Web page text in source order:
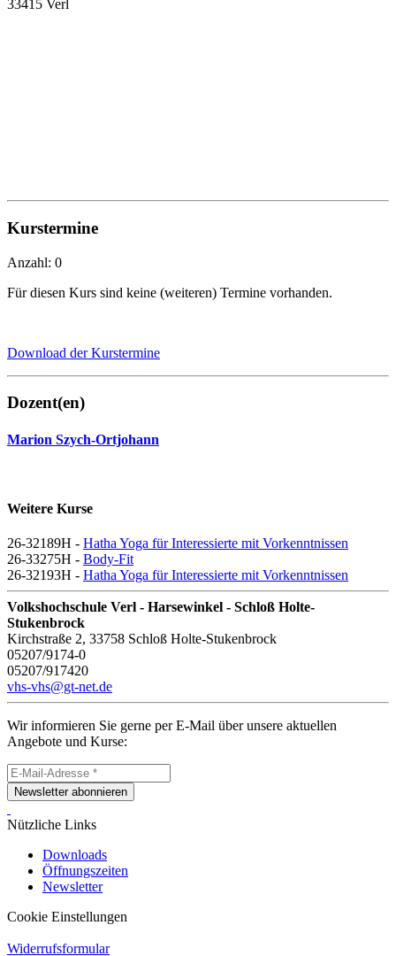
33415 Verl
Kurstermine
Anzahl: 0
Für diesen Kurs sind keine (weiteren) Termine vorhanden.
Download der Kurstermine
Dozent(en)
Marion Szych-Ortjohann
Weitere Kurse
26-32189H - Hatha Yoga für Interessierte mit Vorkenntnissen
26-33275H - Body-Fit
26-32193H - Hatha Yoga für Interessierte mit Vorkenntnissen
Volkshochschule Verl - Harsewinkel - Schloß Holte-
Stukenbrock
Kirchstraße 2, 33758 Schloß Holte-Stukenbrock
05207/9174-0
05207/917420
vhs-vhs@gt-net.de
Wir informieren Sie gerne per E-Mail über unsere aktuellen
Angebote und Kurse:
Newsletter abonnieren
Nützliche Links
Downloads
Öffnungszeiten
Newsletter
Cookie Einstellungen
Widerrufsformular